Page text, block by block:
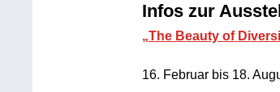
Infos zur
„The Beauty of
16. Februar bis 18.